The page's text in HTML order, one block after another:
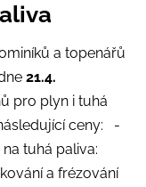
a topenářů
21.4.
pro plyn i tuhá
ceny: -
tuhá paliva:
a frézování